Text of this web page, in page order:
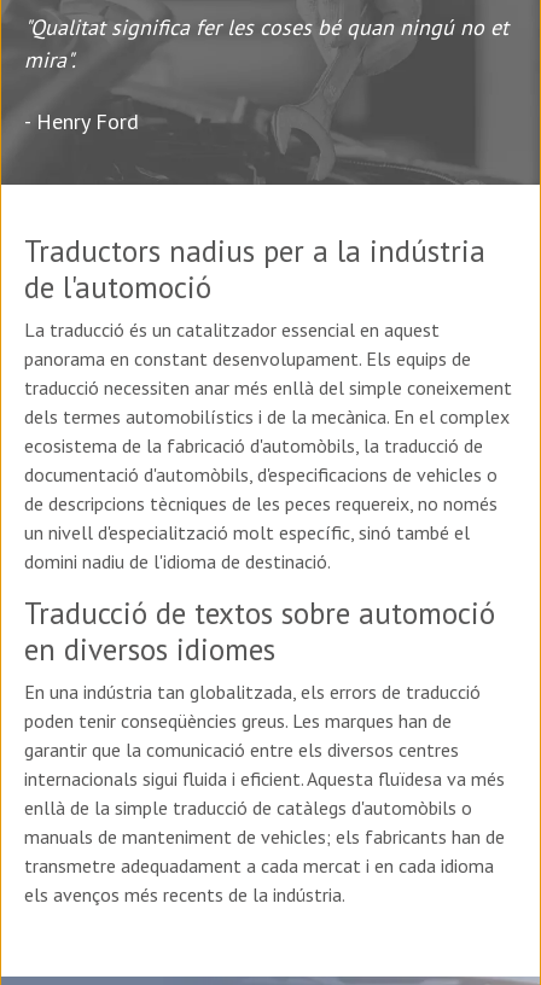
"Qualitat significa fer les coses bé quan ningú no et
mira".
- Henry Ford
Traductors nadius per a la indústria
de l'automoció
La traducció és un catalitzador essencial en aquest
panorama en constant desenvolupament. Els equips de
traducció necessiten anar més enllà del simple coneixement
dels termes automobilístics i de la mecànica. En el complex
ecosistema de la fabricació d'automòbils, la traducció de
documentació d'automòbils, d'especificacions de vehicles o
de descripcions tècniques de les peces requereix, no només
un nivell d'especialització molt específic, sinó també el
domini nadiu de l'idioma de destinació.
Traducció de textos sobre automoció
en diversos idiomes
En una indústria tan globalitzada, els errors de traducció
poden tenir conseqüències greus. Les marques han de
garantir que la comunicació entre els diversos centres
internacionals sigui fluida i eficient. Aquesta fluïdesa va més
enllà de la simple traducció de catàlegs d'automòbils o
manuals de manteniment de vehicles; els fabricants han de
transmetre adequadament a cada mercat i en cada idioma
els avenços més recents de la indústria.